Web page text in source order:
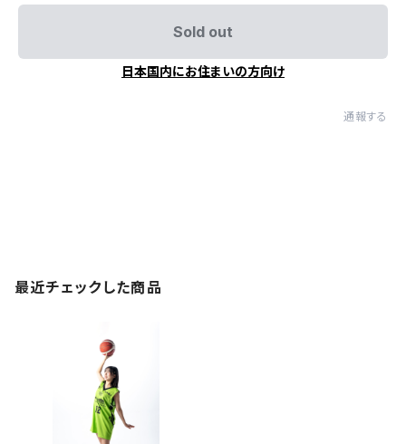
Sold out
日本国内にお住まいの方向け
通報する
最近チェックした商品